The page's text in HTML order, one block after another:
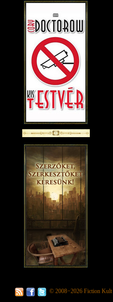
© 2008−2026 Fiction Kult